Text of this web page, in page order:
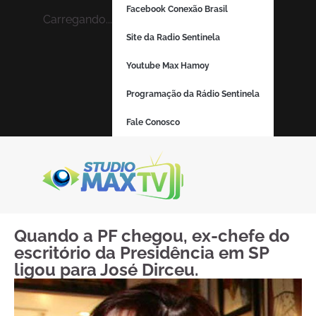
Carregando...
Facebook Conexão Brasil
Site da Radio Sentinela
Youtube Max Hamoy
Programação da Rádio Sentinela
Fale Conosco
Quando a PF chegou, ex-chefe do
escritório da Presidência em SP
ligou para José Dirceu.